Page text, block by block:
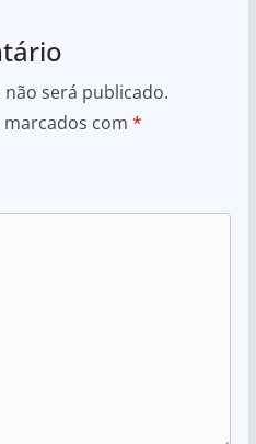
não será publicado.
com *